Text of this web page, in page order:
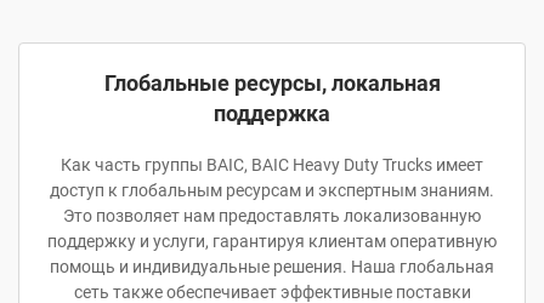
Глобальные ресурсы, локальная
поддержка
Как часть группы BAIC, BAIC Heavy Duty Trucks имеет
доступ к глобальным ресурсам и экспертным знаниям.
Это позволяет нам предоставлять локализованную
поддержку и услуги, гарантируя клиентам оперативную
помощь и индивидуальные решения. Наша глобальная
сеть также обеспечивает эффективные поставки